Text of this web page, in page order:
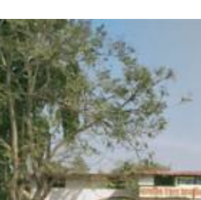
जुनून और जीत के साथ संपन्न हुई क्षेत्रीय
के लिए राजपूत समाज ने भेजीं राखियां,